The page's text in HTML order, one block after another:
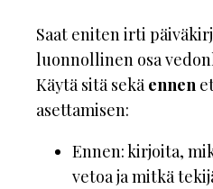
Saat eniten irti
luonnollinen osa
Käytä sitä sekäennen
asettamisen:
Ennen: kirjoita,
vetoa ja mitkä